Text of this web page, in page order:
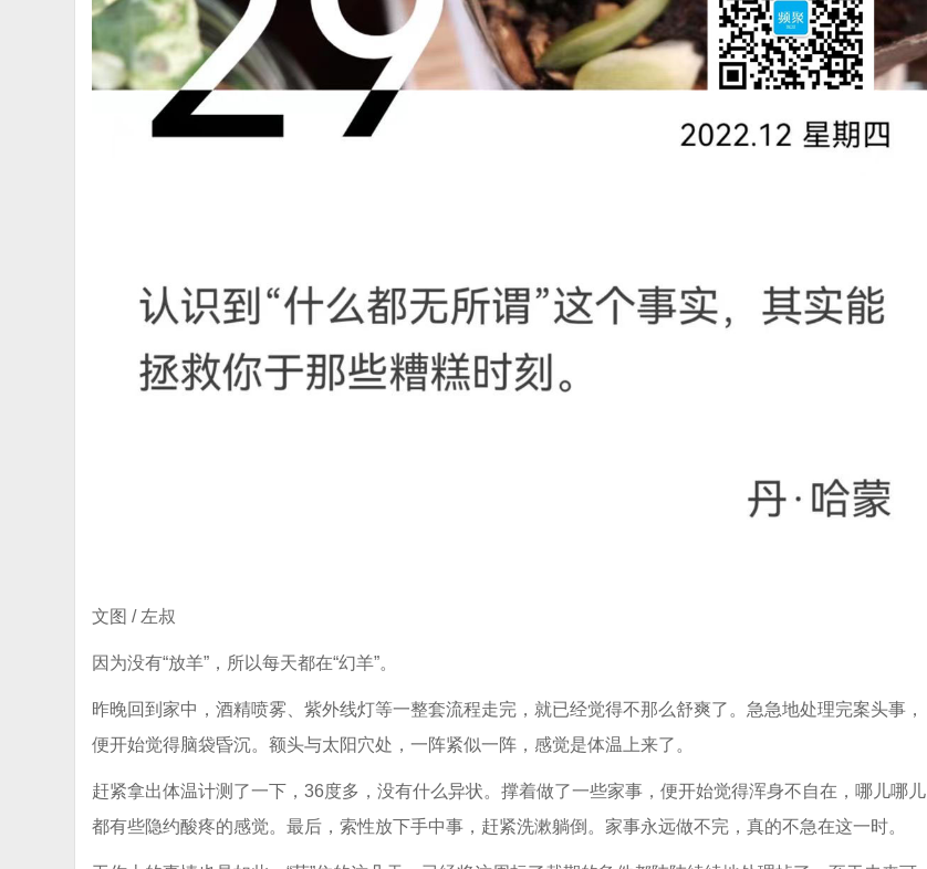
文图 / 左叔
因为没有“放羊”，所以每天都在“幻羊”。
昨晚回到家中，酒精喷雾、紫外线灯等一整套流程走完，就已经觉得不那么舒爽了。急急地处理完案头事，
便开始觉得脑袋昏沉。额头与太阳穴处，一阵紧似一阵，感觉是体温上来了。
赶紧拿出体温计测了一下，36度多，没有什么异状。撑着做了一些家事，便开始觉得浑身不自在，哪儿哪儿
都有些隐约酸疼的感觉。最后，索性放下手中事，赶紧洗漱躺倒。家事永远做不完，真的不急在这一时。